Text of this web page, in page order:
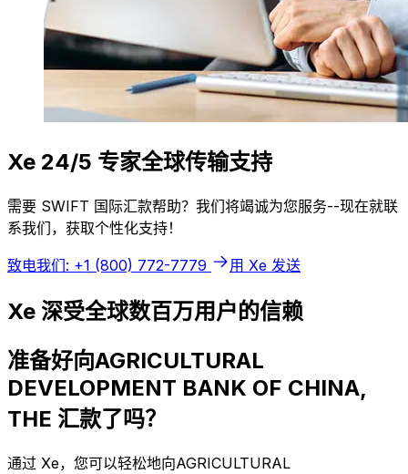
Xe 24/5 专家全球传输支持
需要 SWIFT 国际汇款帮助？我们将竭诚为您服务--现在就联
系我们，获取个性化支持！
致电我们: +1 (800) 772-7779 用 Xe 发送
Xe 深受全球数百万用户的信赖
准备好向AGRICULTURAL
DEVELOPMENT BANK OF CHINA,
THE 汇款了吗？
通过 Xe，您可以轻松地向AGRICULTURAL